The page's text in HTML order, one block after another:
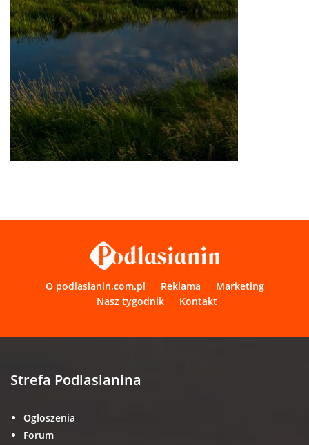
O podlasianin.com.pl Reklama
Marketing
Nasz tygodnik
Kontakt
Strefa Podlasianina
Ogłoszenia
Forum